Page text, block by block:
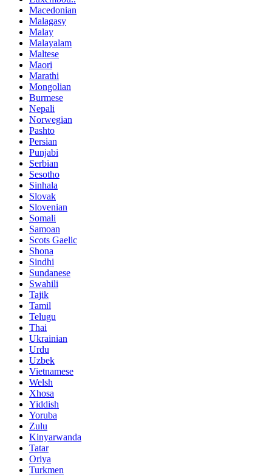
Macedonian
Malagasy
Malay
Malayalam
Maltese
Maori
Marathi
Mongolian
Burmese
Nepali
Norwegian
Pashto
Persian
Punjabi
Serbian
Sesotho
Sinhala
Slovak
Slovenian
Somali
Samoan
Scots Gaelic
Shona
Sindhi
Sundanese
Swahili
Tajik
Tamil
Telugu
Thai
Ukrainian
Urdu
Uzbek
Vietnamese
Welsh
Xhosa
Yiddish
Yoruba
Zulu
Kinyarwanda
Tatar
Oriya
Turkmen